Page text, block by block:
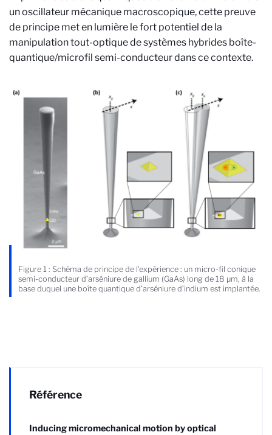
un oscillateur mécanique macroscopique, cette preuve
de principe met en lumière le fort potentiel de la
manipulation tout-optique de systèmes hybrides boîte-
quantique/microfil semi-conducteur dans ce contexte.
Figure 1 : Schéma de principe de l'expérience : un micro-fil conique
semi-conducteur d’arséniure de gallium (GaAs) long de 18 µm, à la
base duquel une boîte quantique d’arséniure d’indium est implantée.
Référence
Inducing micromechanical motion by optical